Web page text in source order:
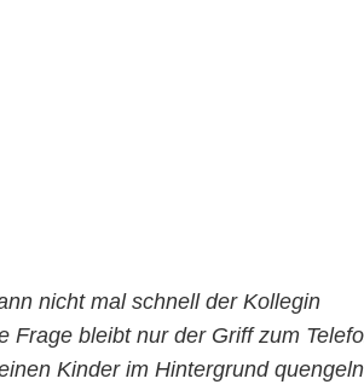
nicht mal schnell der Kollegin
Frage bleibt nur der Griff zum
Kinder im Hintergrund